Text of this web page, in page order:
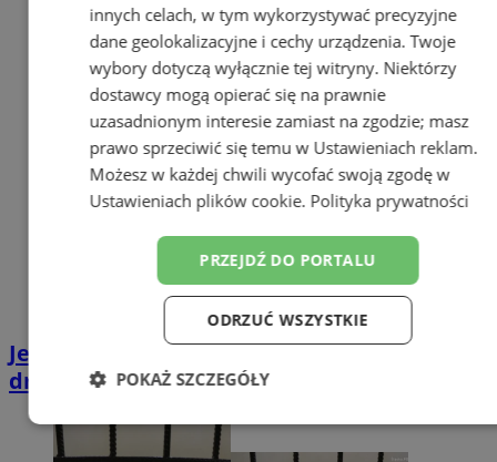
Jesień sprzyja włamywaczom - zamykaj
drzwi! Nie daj się okraść
innych celach, w tym wykorzystywać precyzyjne
dane geolokalizacyjne i cechy urządzenia. Twoje
wybory dotyczą wyłącznie tej witryny. Niektórzy
dostawcy mogą opierać się na prawnie
uzasadnionym interesie zamiast na zgodzie; masz
prawo sprzeciwić się temu w Ustawieniach reklam.
Możesz w każdej chwili wycofać swoją zgodę w
Ustawieniach plików cookie. Polityka prywatności
PRZEJDŹ DO PORTALU
ODRZUĆ WSZYSTKIE
POKAŻ SZCZEGÓŁY
Niezbędne Wydajność Targetowanie